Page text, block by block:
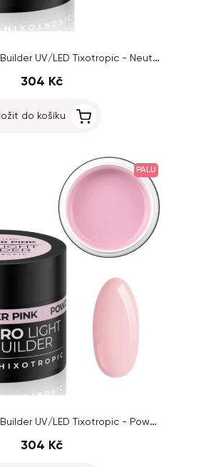
PALU - Pro Light Builder UV/LED Tixotropic - Neutral, 45g
304 Kč
do košíku
PALU
PALU - Pro Light Builder UV/LED Tixotropic - Powder Pink, 45g
304 Kč